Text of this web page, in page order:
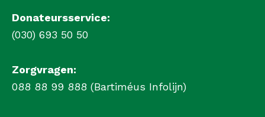
Donateursservice:
(030) 693 50 50
Zorgvragen:
088 88 99 888 (Bartiméus Infolijn)